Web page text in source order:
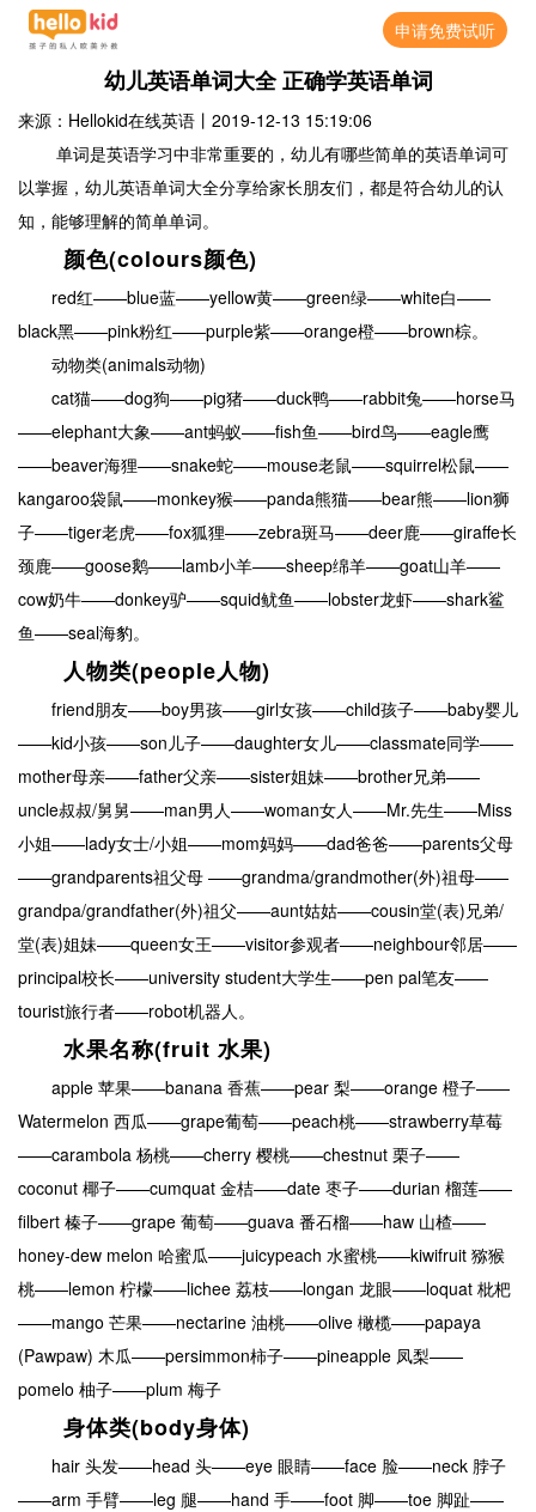
申请免费试听
幼儿英语单词大全 正确学英语单词
来源：Hellokid在线英语 丨 2019-12-13 15:19:06
单词是英语学习中非常重要的，幼儿有哪些简单的英语单词可
以掌握，幼儿英语单词大全分享给家长朋友们，都是符合幼儿的认
知，能够理解的简单单词。
颜色(colours颜色)
red红——blue蓝——yellow黄——green绿——white白——
black黑——pink粉红——purple紫——orange橙——brown棕。
动物类(animals动物)
cat猫——dog狗——pig猪——duck鸭——rabbit兔——horse马
——elephant大象——ant蚂蚁——fish鱼——bird鸟——eagle鹰
——beaver海狸——snake蛇——mouse老鼠——squirrel松鼠——
kangaroo袋鼠——monkey猴——panda熊猫——bear熊——lion狮
子——tiger老虎——fox狐狸——zebra斑马——deer鹿——giraffe长
颈鹿——goose鹅——lamb小羊——sheep绵羊——goat山羊——
cow奶牛——donkey驴——squid鱿鱼——lobster龙虾——shark鲨
鱼——seal海豹。
人物类(people人物)
friend朋友——boy男孩——girl女孩——child孩子——baby婴儿
——kid小孩——son儿子——daughter女儿——classmate同学——
mother母亲——father父亲——sister姐妹——brother兄弟——
uncle叔叔/舅舅——man男人——woman女人——Mr.先生——Miss
小姐——lady女士/小姐——mom妈妈——dad爸爸——parents父母
——grandparents祖父母 ——grandma/grandmother(外)祖母——
grandpa/grandfather(外)祖父——aunt姑姑——cousin堂(表)兄弟/
堂(表)姐妹——queen女王——visitor参观者——neighbour邻居——
principal校长——university student大学生——pen pal笔友——
tourist旅行者——robot机器人。
水果名称(fruit 水果)
apple 苹果——banana 香蕉——pear 梨——orange 橙子——
Watermelon 西瓜——grape葡萄——peach桃——strawberry草莓
——carambola 杨桃——cherry 樱桃——chestnut 栗子——
coconut 椰子——cumquat 金桔——date 枣子——durian 榴莲——
filbert 榛子——grape 葡萄——guava 番石榴——haw 山楂——
honey-dew melon 哈蜜瓜——juicypeach 水蜜桃——kiwifruit 猕猴
桃——lemon 柠檬——lichee 荔枝——longan 龙眼——loquat 枇杷
——mango 芒果——nectarine 油桃——olive 橄榄——papaya
(Pawpaw) 木瓜——persimmon柿子——pineapple 凤梨——
pomelo 柚子——plum 梅子
身体类(body身体)
hair 头发——head 头——eye 眼睛——face 脸——neck 脖子
——arm 手臂——leg 腿——hand 手——foot 脚——toe 脚趾——